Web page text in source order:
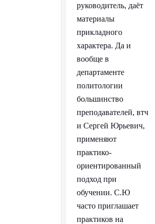
руководитель, даёт
материалы
прикладного
характера. Да и
вообще в
департаменте
политологии
большинство
преподавателей, втч
и Сергей Юрьевич,
применяют
практико-
ориентированный
подход при
обучении. С.Ю
часто приглашает
практиков на